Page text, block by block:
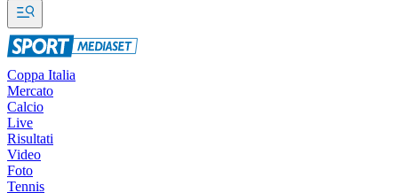
Coppa Italia
Mercato
Calcio
Live
Risultati
Video
Foto
Tennis